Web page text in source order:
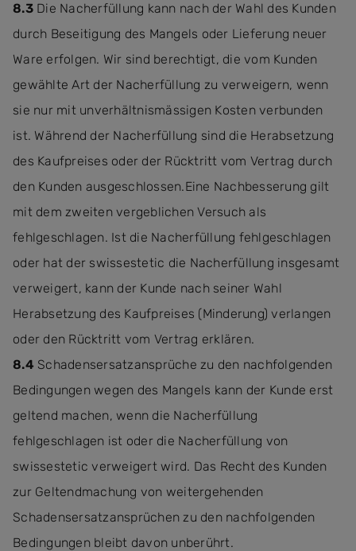
8.3Die Nacherfüllung kann nach der Wahl des Kunden
durch Beseitigung des Mangels oder Lieferung neuer
Ware erfolgen. Wir sind berechtigt, die vom Kunden
gewählte Art der Nacherfüllung zu verweigern, wenn
sie nur mit unverhältnismässigen Kosten verbunden
ist. Während der Nacherfüllung sind die Herabsetzung
des Kaufpreises oder der Rücktritt vom Vertrag durch
den Kunden ausgeschlossen.Eine Nachbesserung gilt
mit dem zweiten vergeblichen Versuch als
fehlgeschlagen. Ist die Nacherfüllung fehlgeschlagen
oder hat der swissestetic die Nacherfüllung insgesamt
verweigert, kann der Kunde nach seiner Wahl
Herabsetzung des Kaufpreises (Minderung) verlangen
oder den Rücktritt vom Vertrag erklären.
8.4 Schadensersatzansprüche zu den nachfolgenden
Bedingungen wegen des Mangels kann der Kunde erst
geltend machen, wenn die Nacherfüllung
fehlgeschlagen ist oder die Nacherfüllung von
swissestetic verweigert wird. Das Recht des Kunden
zur Geltendmachung von weitergehenden
Schadensersatzansprüchen zu den nachfolgenden
Bedingungen bleibt davon unberührt.